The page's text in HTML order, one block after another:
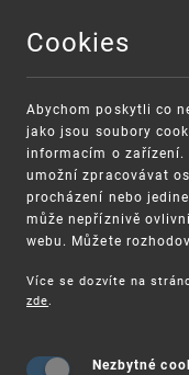
UPV
Cookies
Abychom poskytli co
jako jsou soubory
informacím o
umožní zpracovávat
procházení nebo
může nepříznivě
webu. Můžete
Více se dozvíte na
zde.
Nezbytné